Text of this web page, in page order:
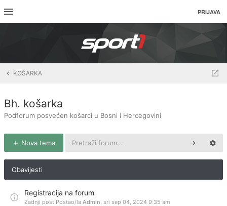
PRIJAVA
KOŠARKA
Bh. košarka
Podforum posvećen košarci u Bosni i Hercegovini
Nova tema
Obavijesti
Registracija na forum
Zadnji post Postao/la Admin, sri sep 04, 2024 9:35 am